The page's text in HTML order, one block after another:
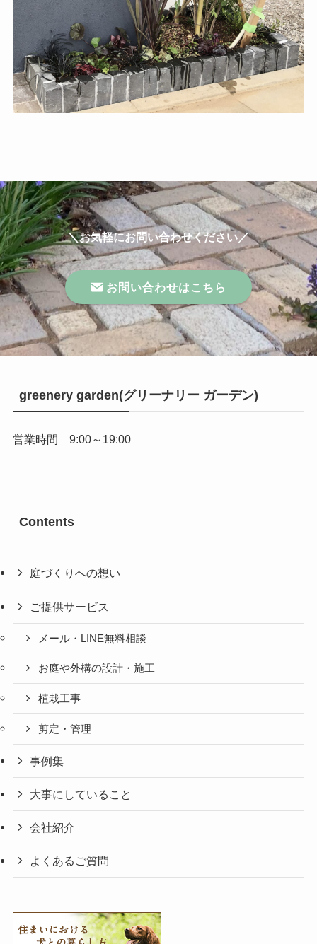
＼お気軽にお問い合わせください／
お問い合わせはこちら
greenery garden(グリーナリー ガーデン)
営業時間 9:00～19:00
Contents
庭づくりへの想い
ご提供サービス
メール・LINE無料相談
お庭や外構の設計・施工
植栽工事
剪定・管理
事例集
大事にしていること
会社紹介
よくあるご質問